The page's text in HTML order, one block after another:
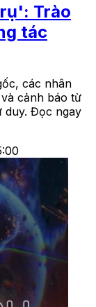
Trào
tác
các nhân
cảnh báo từ
duy. Đọc ngay